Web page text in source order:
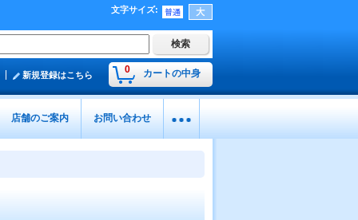
文字サイズ:
0 カートの中身
新規登録はこちら
店舗のご案内 お問い合わせ